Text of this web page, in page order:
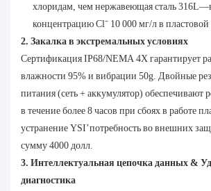
хлоридам, чем нержавеющая сталь
концентрацию Cl⁻ 10 000 мг/л в пластовой
2. Закалка в экстремальных условиях
Сертификация IP68/NEMA 4X гарантирует
влажности 95% и вибрации 50g. Двойные
питания (сеть + аккумулятор) обеспечивают
в течение более 8 часов при сбоях в работе
устранение YSI’потребность во внешних
сумму 4000 долл.
3. Интеллектуальная цепочка данных &
диагностика